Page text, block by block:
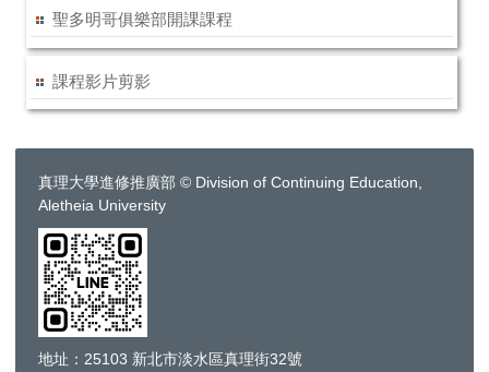
聖多明哥俱樂部開課課程
課程影片剪影
真理大學進修推廣部 © Division of Continuing Education,
Aletheia University
地址：25103 新北市淡水區真理街32號